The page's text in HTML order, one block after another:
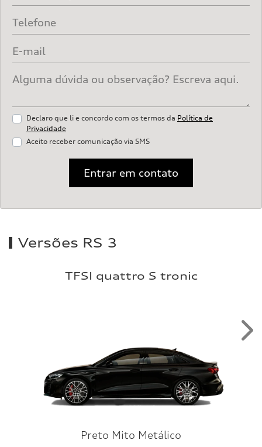
Declaro que li e concordo com os termos da Política de
Privacidade
Aceito receber comunicação via SMS
Entrar em contato
Versões RS 3
TFSI quattro S tronic
Preto Mito Metálico